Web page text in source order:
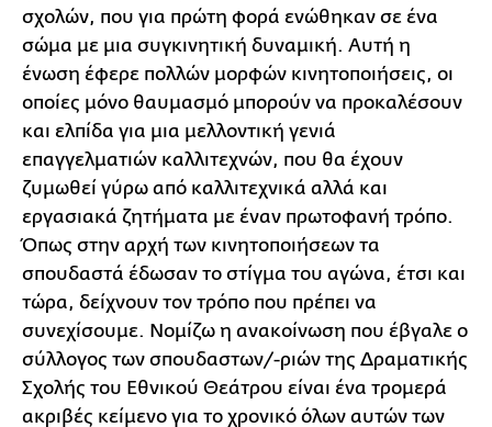
σχολών, που για πρώτη φορά ενώθηκαν σε ένα
σώμα με μια συγκινητική δυναμική. Αυτή η
ένωση έφερε πολλών μορφών κινητοποιήσεις, οι
οποίες μόνο θαυμασμό μπορούν να προκαλέσουν
και ελπίδα για μια μελλοντική γενιά
επαγγελματιών καλλιτεχνών, που θα έχουν
ζυμωθεί γύρω από καλλιτεχνικά αλλά και
εργασιακά ζητήματα με έναν πρωτοφανή τρόπο.
Όπως στην αρχή των κινητοποιήσεων τα
σπουδαστά έδωσαν το στίγμα του αγώνα, έτσι και
τώρα, δείχνουν τον τρόπο που πρέπει να
συνεχίσουμε. Νομίζω η ανακοίνωση που έβγαλε ο
σύλλογος των σπουδαστων/-ριών της Δραματικής
Σχολής του Εθνικού Θεάτρου είναι ένα τρομερά
ακριβές κείμενο για το χρονικό όλων αυτών των